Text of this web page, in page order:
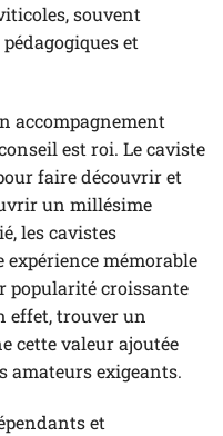
souvent
et
accompagnement
est roi. Le caviste
faire découvrir et
un millésime
les cavistes
mémorable
popularité croissante
effet, trouver un
cette valeur ajoutée
amateurs exigeants.
et